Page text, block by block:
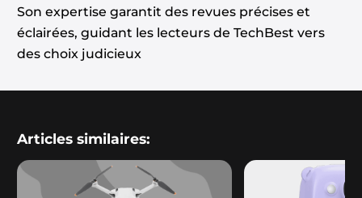
Son expertise garantit des revues précises et
éclairées, guidant les lecteurs de TechBest vers
des choix judicieux
Articles similaires: